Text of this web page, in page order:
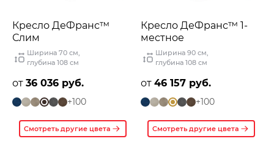
Кресло ДеФранс™️
Слим
Ширина 70 см,
глубина 108 см
от 36 036 руб.
+100
Смотреть другие цвета
Кресло ДеФранс™️ 1-
местное
Ширина 90 см,
глубина 108 см
от 46 157 руб.
+100
Смотреть другие цвета